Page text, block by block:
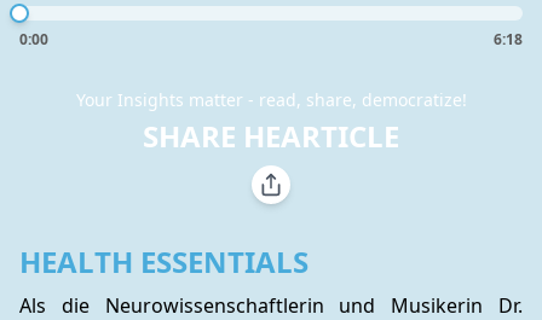
0:00 6:18
Your Insights matter - read, share, democratize!
SHARE HEARTICLE
HEALTH ESSENTIALS
Als die Neurowissenschaftlerin und Musikerin Dr.